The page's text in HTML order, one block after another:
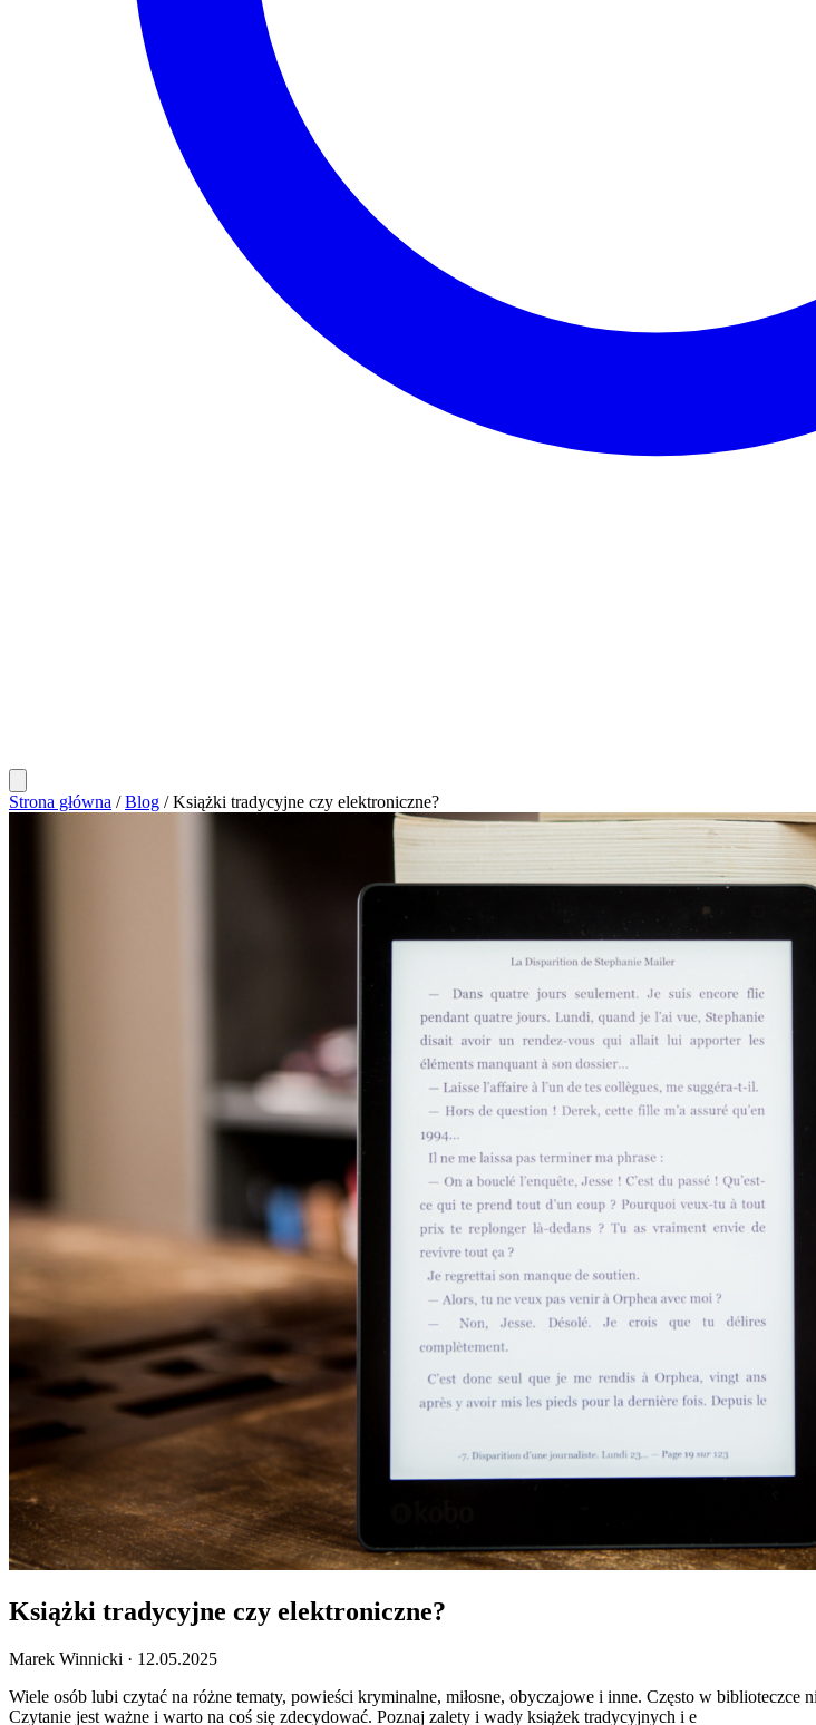
Strona główna / Blog / Książki tradycyjne czy elektroniczne?
Książki tradycyjne czy elektroniczne?
Marek Winnicki · 12.05.2025
Wiele osób lubi czytać na różne tematy, powieści kryminalne, miłosne, obyczajowe i inne. Często w
Czytanie jest ważne i warto na coś się zdecydować. Poznaj zalety i wady książek tradycyjnych i e